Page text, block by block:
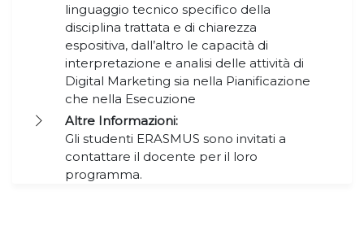
linguaggio tecnico specifico della
disciplina trattata e di chiarezza
espositiva, dall’altro le capacità di
interpretazione e analisi delle attività di
Digital Marketing sia nella Pianificazione
che nella Esecuzione
Altre Informazioni:
Gli studenti ERASMUS sono invitati a
contattare il docente per il loro
programma.